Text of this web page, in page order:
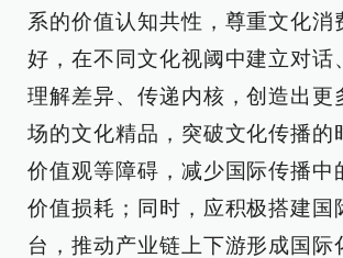
系的价值认知共性，尊重文化消
好，在不同文化视阈中建立对话
理解差异、传递内核，创造出更
场的文化精品，突破文化传播的
价值观等障碍，减少国际传播中
价值损耗；同时，应积极搭建国
台，推动产业链上下游形成国际